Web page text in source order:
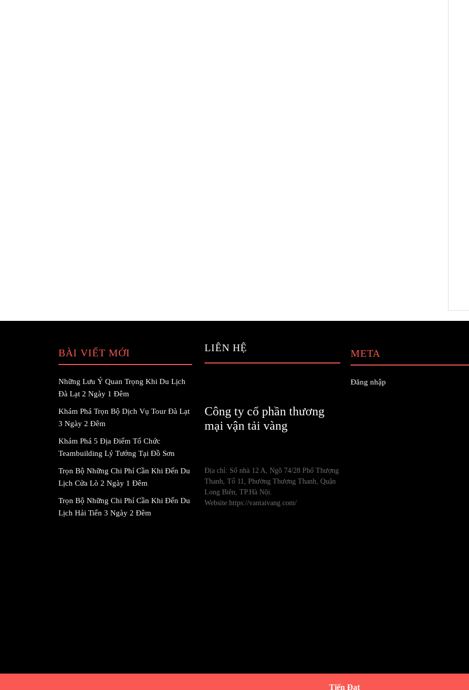
BÀI VIẾT MỚI
Những Lưu Ý Quan Trọng Khi Du Lịch
Đà Lạt 2 Ngày 1 Đêm
Khám Phá Trọn Bộ Dịch Vụ Tour Đà Lạt
3 Ngày 2 Đêm
Khám Phá 5 Địa Điểm Tổ Chức
Teambuilding Lý Tưởng Tại Đồ Sơn
Trọn Bộ Những Chi Phí Cần Khi Đến Du
Lịch Cửa Lò 2 Ngày 1 Đêm
Trọn Bộ Những Chi Phí Cần Khi Đến Du
Lịch Hải Tiến 3 Ngày 2 Đêm
LIÊN HỆ
Công ty cổ phần thương
mại vận tải vàng
Địa chỉ: Số nhà 12 A, Ngõ 74/28 Phố Thượng
Thanh, Tổ 11, Phường Thượng Thanh, Quận
Long Biên, TP.Hà Nội.
Website:https://vantaivang.com/
META
Đăng nhập
Tiến Đạt